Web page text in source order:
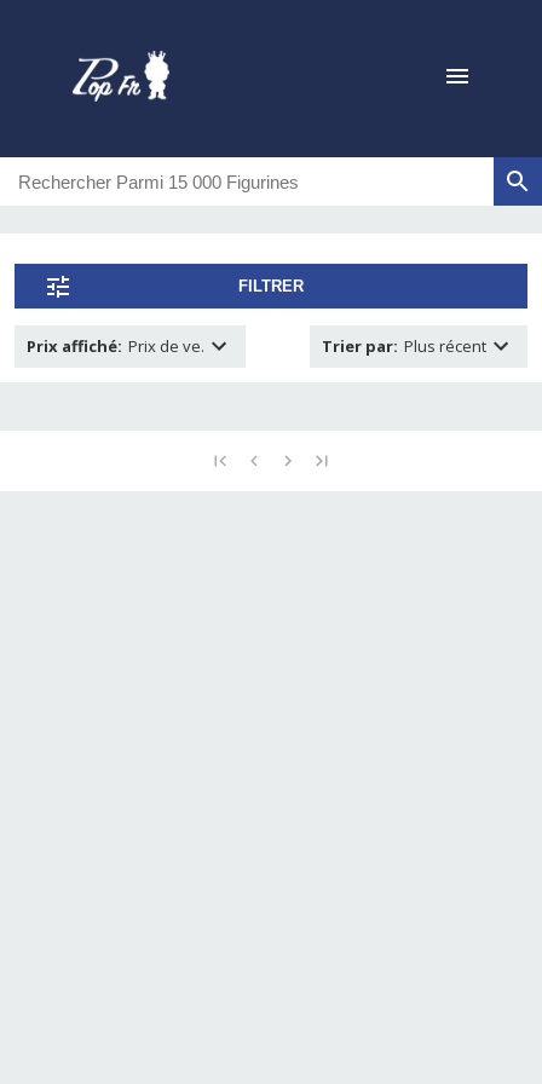
FILTRER
Prix affiché: Prix de ve. Trier par: Plus récent